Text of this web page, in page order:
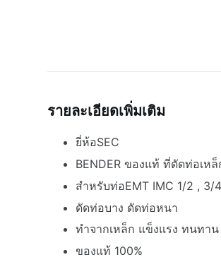
รายละเอียดเพิ่มเติม
ยี่ห้อSEC
BENDER ของแท้ ที่ดัดท่อเห
สำหรับท่อEMT IMC 1/2 , 3/
ดัดท่อบาง ดัดท่อหนา
ทำจากเหล็ก แข็งแรง ทนทาน
ของแท้ 100%